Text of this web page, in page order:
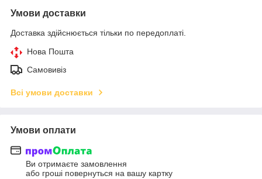
Умови доставки
Доставка здійснюється тільки по передоплаті.
Нова Пошта
Самовивіз
Всі умови доставки
Умови оплати
Ви отримаєте замовлення
або гроші повернуться на вашу картку